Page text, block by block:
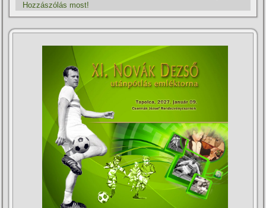
Hozzászólás most!